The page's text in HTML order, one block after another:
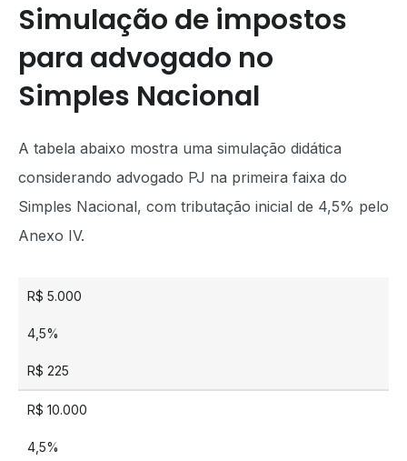
Simulação de impostos
para advogado no
Simples Nacional
A tabela abaixo mostra uma simulação didática
considerando advogado PJ na primeira faixa do
Simples Nacional, com tributação inicial de 4,5% pelo
Anexo IV.
R$ 5.000
4,5%
R$ 225
R$ 10.000
4,5%